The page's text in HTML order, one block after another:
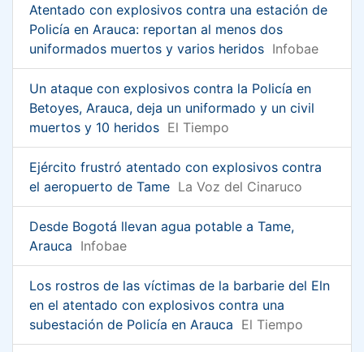
Atentado con explosivos contra una estación de
Policía en Arauca: reportan al menos dos
uniformados muertos y varios heridos Infobae
Un ataque con explosivos contra la Policía en
Betoyes, Arauca, deja un uniformado y un civil
muertos y 10 heridos El Tiempo
Ejército frustró atentado con explosivos contra
el aeropuerto de Tame La Voz del Cinaruco
Desde Bogotá llevan agua potable a Tame,
Arauca Infobae
Los rostros de las víctimas de la barbarie del Eln
en el atentado con explosivos contra una
subestación de Policía en Arauca El Tiempo